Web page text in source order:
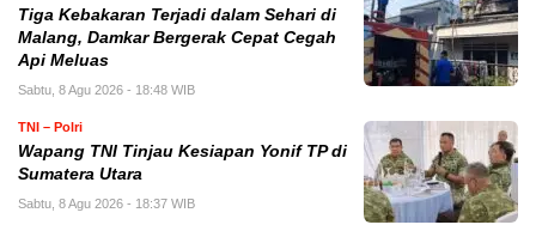
Tiga Kebakaran Terjadi dalam Sehari di
Malang, Damkar Bergerak Cepat Cegah
Api Meluas
Sabtu, 8 Agu 2026 - 18:48 WIB
TNI – Polri
Wapang TNI Tinjau Kesiapan Yonif TP di
Sumatera Utara
Sabtu, 8 Agu 2026 - 18:37 WIB